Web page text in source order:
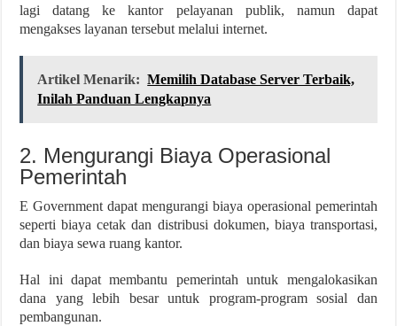
lagi datang ke kantor pelayanan publik, namun dapat
mengakses layanan tersebut melalui internet.
Artikel Menarik: Memilih Database Server Terbaik,
Inilah Panduan Lengkapnya
2. Mengurangi Biaya Operasional
Pemerintah
E Government dapat mengurangi biaya operasional pemerintah
seperti biaya cetak dan distribusi dokumen, biaya transportasi,
dan biaya sewa ruang kantor.
Hal ini dapat membantu pemerintah untuk mengalokasikan
dana yang lebih besar untuk program-program sosial dan
pembangunan.